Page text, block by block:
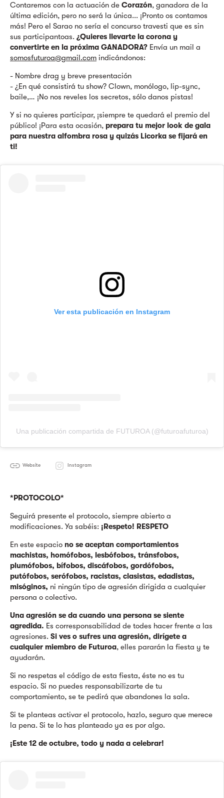
Contaremos con la actuación de Corazón, ganadora de la
última edición, pero no será la única... ¡Pronto os contamos
más! Pero el Sarao no sería el concurso travesti que es sin
sus participantoas. ¿Quieres llevarte la corona y
convertirte en la próxima GANADORA? Envía un mail a
somosfuturoa@gmail.com indicándonos:
- Nombre drag y breve presentación
- ¿En qué consistirá tu show? Clown, monólogo, lip-sync,
baile,… ¡No nos reveles los secretos, sólo danos pistas!
Y si no quieres participar, ¡siempre te quedará el premio del
público! ¡Para esta ocasión, prepara tu mejor look de gala
para nuestra alfombra rosa y quizás Licorka se fijará en
ti!
Ver esta publicación en Instagram
Una publicación compartida de FUTUROA (@futuroafuturoa)
Website Instagram
*PROTOCOLO*
Seguirá presente el protocolo, siempre abierto a
modificaciones. Ya sabéis: ¡Respeto! RESPETO
En este espacio no se aceptan comportamientos
machistas, homófobos, lesbófobos, tránsfobos,
plumófobos, bífobos, discáfobos, gordófobos,
putófobos, serófobos, racistas, clasistas, edadistas,
misóginos, ni ningún tipo de agresión dirigida a cualquier
persona o colectivo.
Una agresión se da cuando una persona se siente
agredida. Es corresponsabilidad de todes hacer frente a las
agresiones. Si ves o sufres una agresión, dirígete a
cualquier miembro de Futuroa, elles pararán la fiesta y te
ayudarán.
Si no respetas el código de esta fiesta, éste no es tu
espacio. Si no puedes responsabilizarte de tu
comportamiento, se te pedirá que abandones la sala.
Si te planteas activar el protocolo, hazlo, seguro que merece
la pena. Si te lo has planteado ya es por algo.
¡Este 12 de octubre, todo y nada a celebrar!